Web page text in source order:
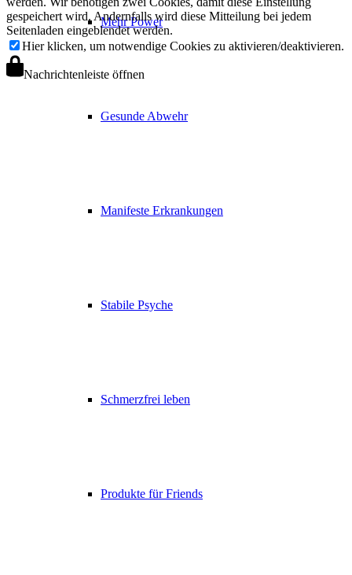
Mehr Power
Gesunde Abwehr
Manifeste Erkrankungen
Stabile Psyche
Schmerzfrei leben
Produkte für Friends
gespeichert wird. Andernfalls wird diese Mitteilung bei jedem
Seitenladen eingeblendet werden.
Hier klicken, um notwendige Cookies zu aktivieren/deaktivieren.
Nachrichtenleiste öffnen